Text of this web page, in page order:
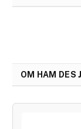
OM HAM DES